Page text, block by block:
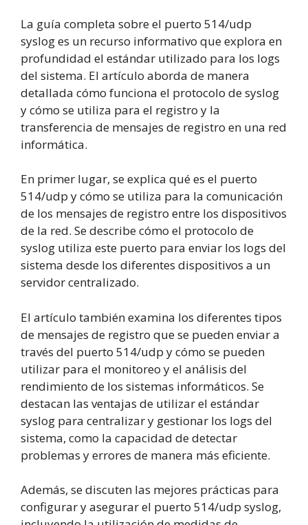
La guía completa sobre el puerto 514/udp
syslog es un recurso informativo que explora en
profundidad el estándar utilizado para los logs
del sistema. El artículo aborda de manera
detallada cómo funciona el protocolo de syslog
y cómo se utiliza para el registro y la
transferencia de mensajes de registro en una red
informática.
En primer lugar, se explica qué es el puerto
514/udp y cómo se utiliza para la comunicación
de los mensajes de registro entre los dispositivos
de la red. Se describe cómo el protocolo de
syslog utiliza este puerto para enviar los logs del
sistema desde los diferentes dispositivos a un
servidor centralizado.
El artículo también examina los diferentes tipos
de mensajes de registro que se pueden enviar a
través del puerto 514/udp y cómo se pueden
utilizar para el monitoreo y el análisis del
rendimiento de los sistemas informáticos. Se
destacan las ventajas de utilizar el estándar
syslog para centralizar y gestionar los logs del
sistema, como la capacidad de detectar
problemas y errores de manera más eficiente.
Además, se discuten las mejores prácticas para
configurar y asegurar el puerto 514/udp syslog,